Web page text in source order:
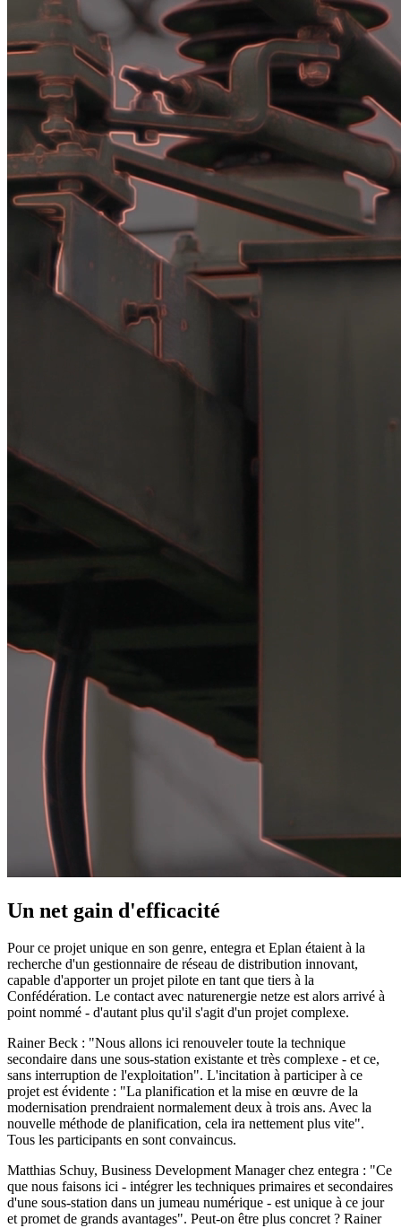
Un net gain d'efficacité
Pour ce projet unique en son genre, entegra et Eplan étaient à la
recherche d'un gestionnaire de réseau de distribution innovant,
capable d'apporter un projet pilote en tant que tiers à la
Confédération. Le contact avec naturenergie netze est alors arrivé à
point nommé - d'autant plus qu'il s'agit d'un projet complexe.
Rainer Beck : "Nous allons ici renouveler toute la technique
secondaire dans une sous-station existante et très complexe - et ce,
sans interruption de l'exploitation". L'incitation à participer à ce
projet est évidente : "La planification et la mise en œuvre de la
modernisation prendraient normalement deux à trois ans. Avec la
nouvelle méthode de planification, cela ira nettement plus vite".
Tous les participants en sont convaincus.
Matthias Schuy, Business Development Manager chez entegra : "Ce
que nous faisons ici - intégrer les techniques primaires et secondaires
d'une sous-station dans un jumeau numérique - est unique à ce jour
et promet de grands avantages". Peut-on être plus concret ? Rainer